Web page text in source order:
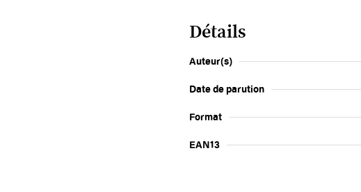
Détails
Auteur(s)
Date de parution
Format
EAN13